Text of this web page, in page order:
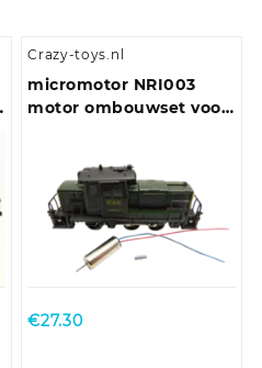
Crazy-toys.nl
micromotor NRI003
motor ombouwset voor
€27.30